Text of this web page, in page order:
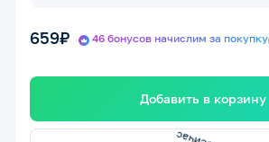
659₽ 46 бонусов начислим за покупку
Добавить в корзину